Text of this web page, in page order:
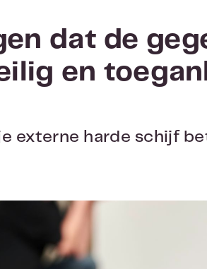
dat de
en
externe harde schijf